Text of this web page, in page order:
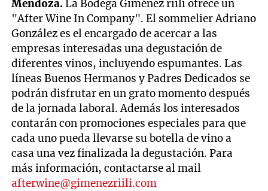
Mendoza.La Bodega Giménez riili ofrece un
"After Wine In Company". El sommelier Adriano
González es el encargado de acercar a las
empresas interesadas una degustación de
diferentes vinos, incluyendo espumantes. Las
líneas Buenos Hermanos y Padres Dedicados se
podrán disfrutar en un grato momento después
de la jornada laboral. Además los interesados
contarán con promociones especiales para que
cada uno pueda llevarse su botella de vino a
casa una vez finalizada la degustación. Para
más información, contactarse al mail
afterwine@gimenezriili.com